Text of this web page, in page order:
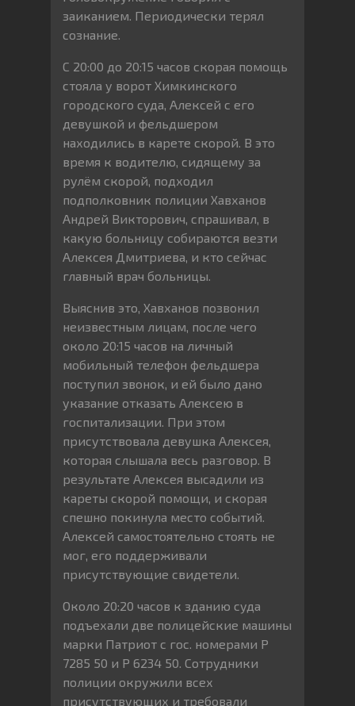
заиканием. Периодически терял
сознание.
С 20:00 до 20:15 часов скорая помощь
стояла у ворот Химкинского
городского суда, Алексей с его
девушкой и фельдшером
находились в карете скорой. В это
время к водителю, сидящему за
рулём скорой, подходил
подполковник полиции Хавханов
Андрей Викторович, спрашивал, в
какую больницу собираются везти
Алексея Дмитриева, и кто сейчас
главный врач больницы.
Выяснив это, Хавханов позвонил
неизвестным лицам, после чего
около 20:15 часов на личный
мобильный телефон фельдшера
поступил звонок, и ей было дано
указание отказать Алексею в
госпитализации. При этом
присутствовала девушка Алексея,
которая слышала весь разговор. В
результате Алексея высадили из
кареты скорой помощи, и скорая
спешно покинула место событий.
Алексей самостоятельно стоять не
мог, его поддерживали
присутствующие свидетели.
Около 20:20 часов к зданию суда
подъехали две полицейские машины
марки Патриот с гос. номерами Р
7285 50 и Р 6234 50. Сотрудники
полиции окружили всех
присутствующих и требовали